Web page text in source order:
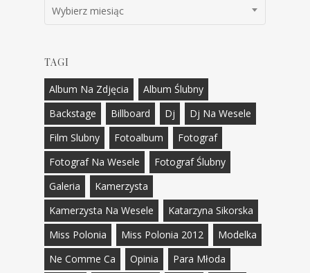
Archiwa
Wybierz miesiąc
TAGI
Album Na Zdjęcia
Album Ślubny
Backstage
Billboard Dj
Dj Na Wesele
Film Slubny
Fotoalbum
Fotograf
Fotograf Na Wesele
Fotograf Ślubny
Galeria
Kamerzysta
Kamerzysta Na Wesele
Katarzyna Sikorska
Miss Polonia
Miss Polonia 2012
Modelka
Ne Comme Ca
Opinia
Para Młoda